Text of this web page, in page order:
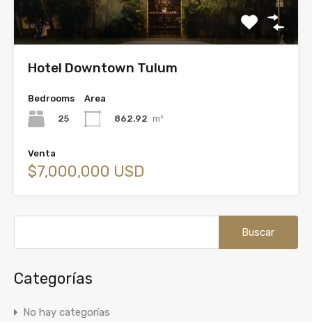
Hotel Downtown Tulum
Bedrooms
25
Area
862.92 m²
Venta
$7,000,000 USD
Categorías
No hay categorías